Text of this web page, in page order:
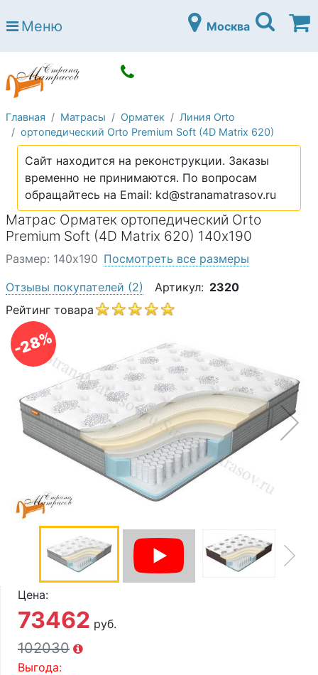
Страна матрасов
Open submenu (Матрасы)
Open submenu (Кровати)
Кровати
Open submenu (Аксессуары)
Open submenu (Диваны)
Диваны
Open submenu (Постельное белье)
Постельное белье
Open submenu (Мебель)
Мебель
Open submenu (Основания)
Основания
Open submenu (Детские матрасы)
Детские матрасы
Open submenu (Детские кровати)
Детские кровати
Open submenu (Шкафы)
Шкафы
О компании
Контакты
Доставка по городу
Меню Москва
Главная Матрасы Орматек
Линия Orto
ортопедический Orto Premium Soft (4D Matrix 620)
Сайт находится на реконструкции. Заказы
временно не принимаются. По вопросам
обращайтесь на Email: kd@stranamatrasov.ru
Матрас Орматек ортопедический Orto
Premium Soft (4D Matrix 620) 140х190
-28%
Размер: 140х190 Посмотреть все размеры
Отзывы покупателей (2) Артикул: 2320
Рейтинг товара
Цена:
73462 руб.
102030
Выгода: